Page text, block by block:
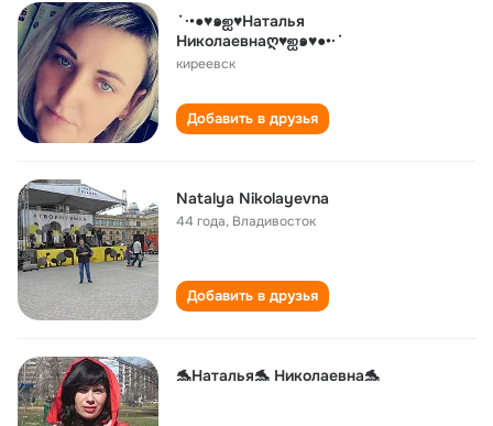
‪˙·•●♥๑ஐ♥Наталья
Николаевнаღ♥ஐ๑♥●•·˙
киреевск
Добавить в друзья
Natalya Nikolayevna
44 года, Владивосток
Добавить в друзья
🐬Наталья🐬 Николаевна🐬